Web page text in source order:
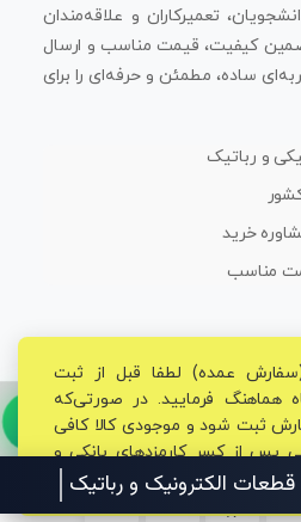
تعمیرکاران و علاقه‌مندان
کیفیت، قیمت مناسب و ارسال
ساده، مطمئن و حرفه‌ای را برای
و رباتیک
خرید
مناسب
قم الکترونیک محفوظ می‌باشد.
عمده) لطفا قبل از ثبت
هماهنگ فرمایید. در صورتی‌که
ثبت شود و موجودی کالا کافی
پس از کسر کارمزدهای بانکی و
بازگشت داده خواهد شد.